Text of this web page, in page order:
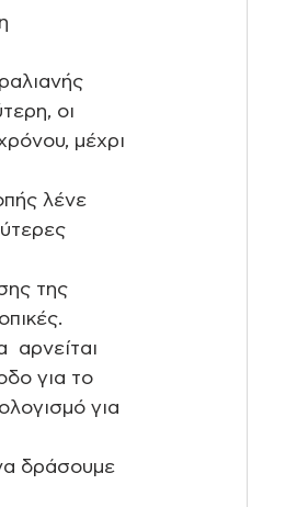
οι
μέχρι
λένε
της
αρνείται
για το
για
δράσουμε